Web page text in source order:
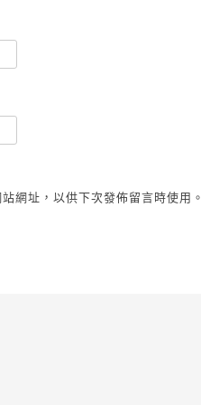
網址，以供下次發佈留言時使用。